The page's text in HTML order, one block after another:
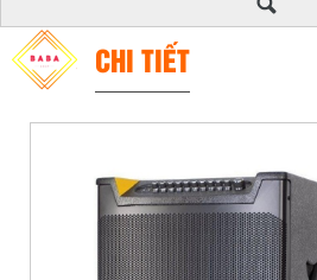
CHI TIẾT